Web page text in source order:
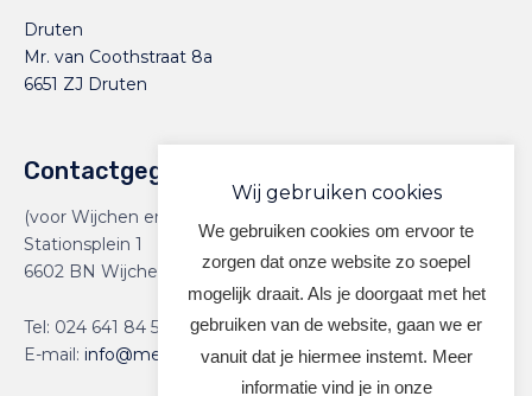
Druten
Mr. van Coothstraat 8a
6651 ZJ Druten
Contactgegevens
(voor Wijchen en Druten)
Stationsplein 1
6602 BN Wijchen
Tel: 024 641 84 59
E-mail: info@meervoormekaar.nl
Wij gebruiken cookies
We gebruiken cookies om ervoor te
zorgen dat onze website zo soepel
mogelijk draait. Als je doorgaat met het
gebruiken van de website, gaan we er
vanuit dat je hiermee instemt. Meer
informatie vind je in onze